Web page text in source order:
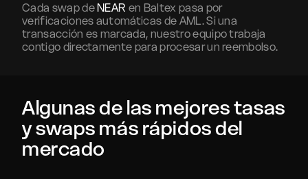
Cada swap deNEAR en Baltex pasa por
verificaciones automáticas de AML. Si una
transacción es marcada, nuestro equipo trabaja
contigo directamente para procesar un reembolso.
Algunas de las mejores tasas
y swaps más rápidos del
mercado